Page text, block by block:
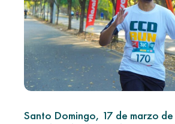
Santo Domingo, 17 de marzo